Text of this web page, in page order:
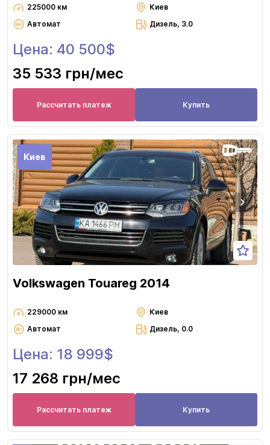
225000 км
Киев
Автомат
Дизель, 3.0
Цена: 40 500$
35 533 грн/мес
Рассчитать платеж Купить
Киев
Volkswagen Touareg 2014
229000 км
Киев
Автомат
Дизель, 0.0
Цена: 18 999$
17 268 грн/мес
Рассчитать платеж Купить